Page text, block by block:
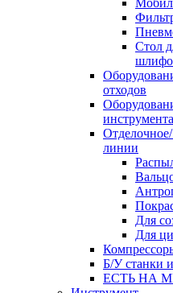
Стол
отходов
инструмента
линии
Для
Для
Б/У станки
ЕСТЬ НА